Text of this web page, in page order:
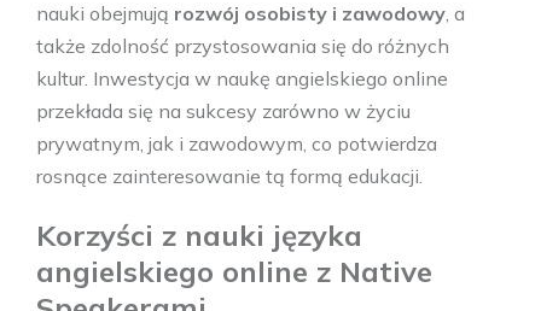
nauki obejmują rozwój osobisty i zawodowy, a
także zdolność przystosowania się do różnych
kultur. Inwestycja w naukę angielskiego online
przekłada się na sukcesy zarówno w życiu
prywatnym, jak i zawodowym, co potwierdza
rosnące zainteresowanie tą formą edukacji.
Korzyści z nauki języka
angielskiego online z Native